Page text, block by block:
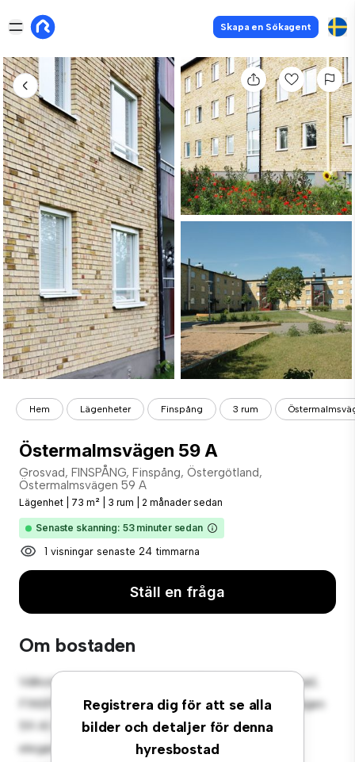
Skapa en Sökagent
Hem Lägenheter Finspång 3 rum
Östermalmsvägen 59 A
Grosvad, FINSPÅNG, Finspång, Östergötland,
Östermalmsvägen 59 A
Lägenhet 73 m² 3 rum 2 månader sedan
Senaste skanning: 53 minuter sedan
1 visningar senaste 24 timmarna
Ställ en fråga
Om bostaden
Registrera dig för att se alla
bilder och detaljer för denna
hyresbostad
Välkommen till ditt nya urbana tillflyktsort på Grosvad,
FINSPÅNG, Finspång, Östergötland, Östermalmsvägen
59 A! Denna moderna 3-rumslägenhet erbjuder ett
elegant och mysigt vardagsrum. Den öppna